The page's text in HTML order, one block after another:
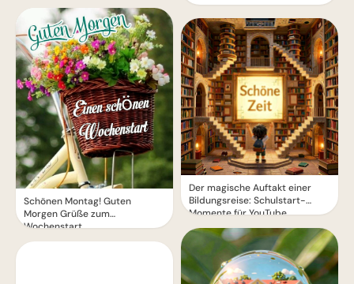
Schönen Montag! Guten
Morgen Grüße zum
Wochenstart
Der magische Auftakt einer
Bildungsreise: Schulstart-
Momente für YouTube